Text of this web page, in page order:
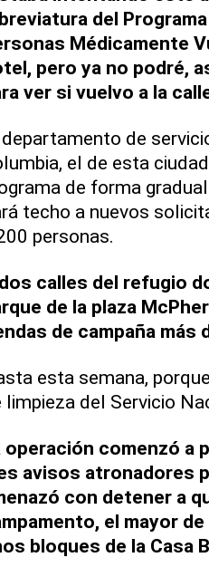
del
Médicamente
pero ya no podré,
ver si vuelvo a la
departamento de
el de esta
de forma
techo a nuevos
personas.
calles del refugio
de la plaza
de campaña más
esta semana,
limpieza del Servicio
operación comenzó a
avisos atronadores
con detener a
el mayor
bloques de la Casa